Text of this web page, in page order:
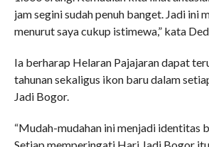
jam segini sudah penuh banget. Jadi ini
menurut saya cukup istimewa,” kata
Ia berharap Helaran Pajajaran dapat
tahunan sekaligus ikon baru dalam
Jadi Bogor.
“Mudah-mudahan ini menjadi identitas